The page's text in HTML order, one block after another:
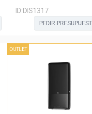
ID:DIS1317
PEDIR
OUTLET